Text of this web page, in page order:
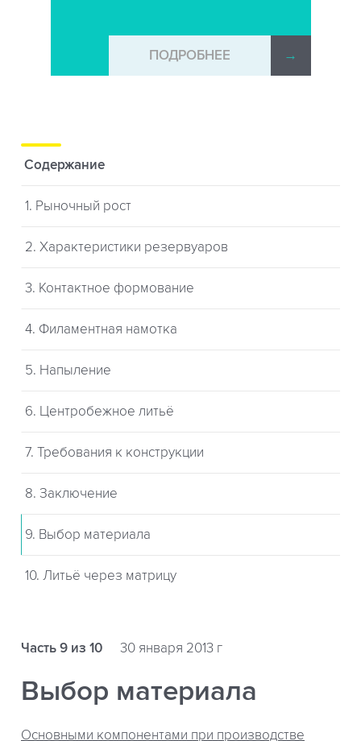
ПОДРОБНЕЕ →
Содержание
1. Рыночный рост
2. Характеристики резервуаров
3. Контактное формование
4. Филаментная намотка
5. Напыление
6. Центробежное литьё
7. Требования к конструкции
8. Заключение
9. Выбор материала
10. Литьё через матрицу
Часть 9 из 10 30 января 2013 г
Выбор материала
Основными компонентами при производстве